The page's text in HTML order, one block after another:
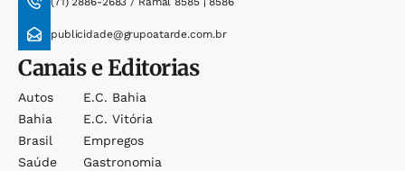
publicidade@grupoatarde.com.br
Canais e Editorias
Autos
Bahia
Brasil
Saúde
E.c. Bahia
E.c. Vitória
Empregos
Gastronomia